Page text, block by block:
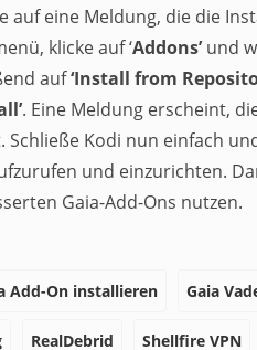
auf eine Meldung, die die
klicke auf ‘Addons’und
auf‘Install from
. Eine Meldung erscheint,
Kodi nun einfach
und einzurichten.
Gaia-Add-Ons nutzen.
Add-On installieren Gaia
RealDebrid Shellfire VPN